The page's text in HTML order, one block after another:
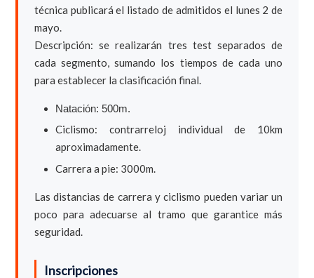
técnica publicará el listado de admitidos el lunes 2 de
mayo.
Descripción: se realizarán tres test separados de
cada segmento, sumando los tiempos de cada uno
para establecer la clasificación final.
Natación: 500m.
Ciclismo: contrarreloj individual de 10km
aproximadamente.
Carrera a pie: 3000m.
Las distancias de carrera y ciclismo pueden variar un
poco para adecuarse al tramo que garantice más
seguridad.
Inscripciones